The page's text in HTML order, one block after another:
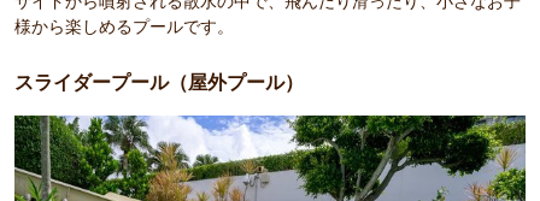
様から楽しめるプールです。
スライダープール（屋外プール）